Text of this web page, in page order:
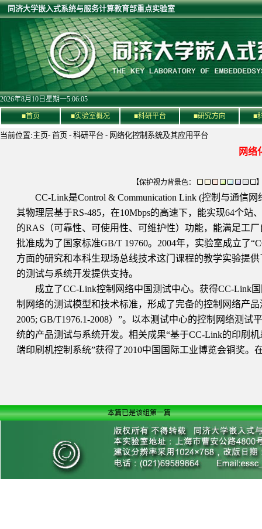
同济大学嵌入式系统与服务计算教育部重点实验室
2026年8月10日星期一5:06:05
■首页 ■实验室概况 ■科研平台 ■研究方向 ■
当前位置:主页- 首页 - 科研平台 - 网络化控制系统及其应用平台
网络
【保护视力背景色：
CC-Link是Control & Communication Link (控制与通信网
其物理层基于RS-485，在10Mbps的高速下，能实现64个
的RAS（可靠性、可使用性、可维护性）功能，能满足工
批准成为了国家标准GB/T 19760。2004年，实验室成立了
方面的研究和本科生现场总线技术这门课程的教学实验提
的测试与系统开发提供支持。
成立了CC-Link控制网络中国测试中心。获得CC-Link国
制网络的测试模型和技术标准，形成了完备的控制网络产
2005; GB/T1976.1-2008）”。以本测试中心的控制网络测
统的产品测试与系统开发。相关成果“基于CC-Link的印刷
端印刷机控制系统”获得了2010中国国际工业博览会铜奖
本篇已是该组第一篇